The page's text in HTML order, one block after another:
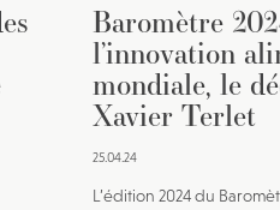
Baromètre
l’innovation
mondiale, le
Xavier Terlet
25.04.24
L’édition 2024 du